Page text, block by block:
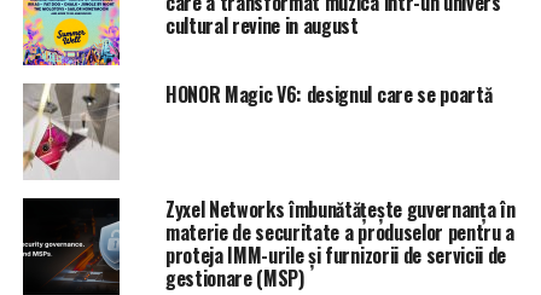
G4Media.ro
vineri, 12 octombrie, şeful APIA a spus că
nu ştie despre ce e vorba şi că va verifica situaţia.
cultural revine in august
HONOR Magic V6: designul care se poartă
Zyxel Networks îmbunătățește guvernanța în
materie de securitate a produselor pentru a
proteja IMM-urile și furnizorii de servicii de
gestionare (MSP)